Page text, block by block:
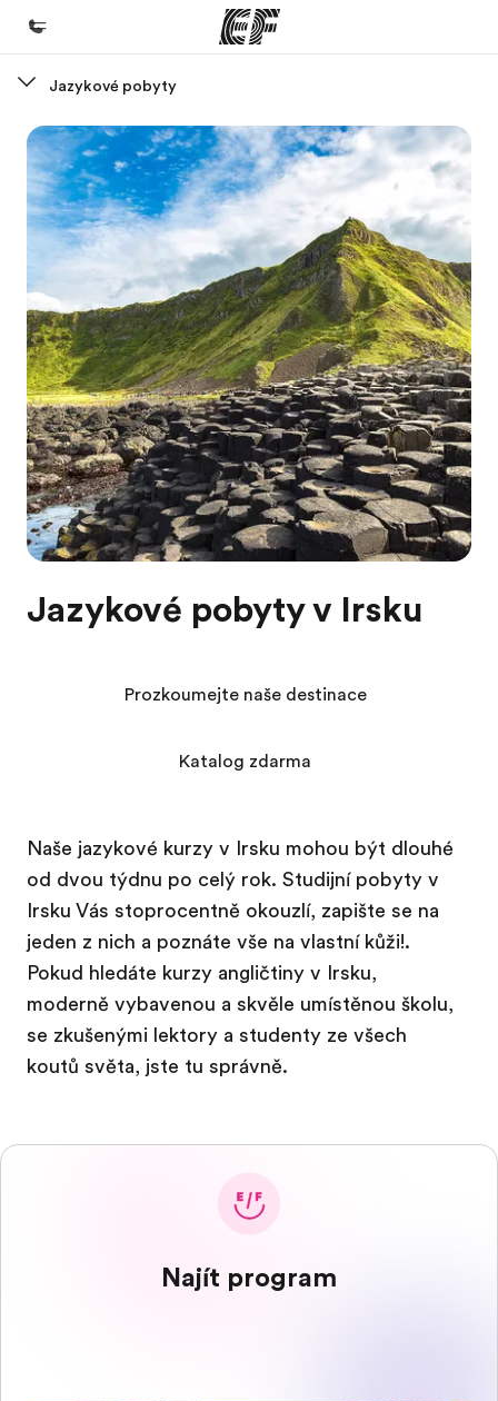
Vítejte v EF
Všechny programy
Podívejte se, co všechno děláme
Kanceláře
Najděte nejbližší kancelář
O nás
Kdo jsme
Kariéra
Přidejte se k nám do týmu
Jazykové pobyty
Jazykové pobyty v Irsku
Naše jazykové kurzy v Irsku mohou být dlouhé
od dvou týdnu po celý rok. Studijní pobyty v
Irsku Vás stoprocentně okouzlí, zapište se na
jeden z nich a poznáte vše na vlastní kůži!.
Pokud hledáte kurzy angličtiny v Irsku,
moderně vybavenou a skvěle umístěnou školu,
se zkušenými lektory a studenty ze všech
koutů světa, jste tu správně.
Prozkoumejte naše destinace
Katalog zdarma
Najít program